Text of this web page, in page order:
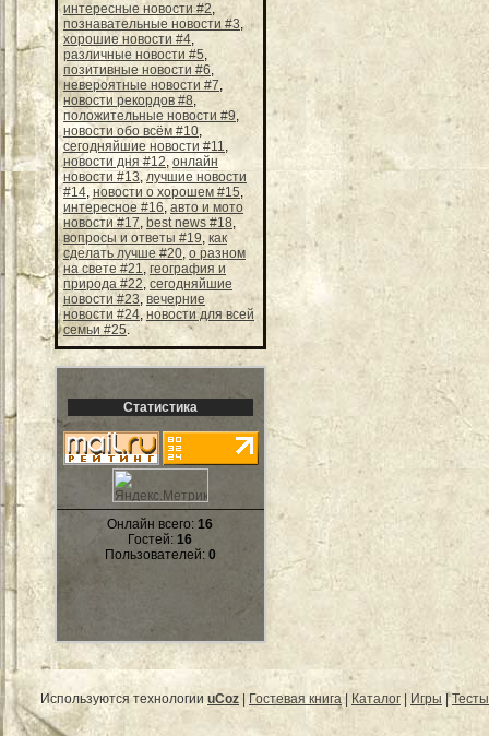
интересные новости #2,
познавательные новости #3,
хорошие новости #4,
различные новости #5,
позитивные новости #6,
невероятные новости #7,
новости рекордов #8,
положительные новости #9,
новости обо всём #10,
сегодняйшие новости #11,
новости дня #12, онлайн
новости #13,лучшие новости
#14, новости о хорошем #15,
интересное #16, авто и мото
новости #17, best news #18,
вопросы и ответы #19, как
сделать лучше #20, о разном
на свете #21, география и
природа #22, сегодняйшие
новости #23, вечерние
новости #24,новости для всей
семьи #25.
Статистика
Онлайн всего:16
Гостей:16
Пользователей: 0
Используются технологии uCoz Гостевая книга| Каталог Игры |Тесты